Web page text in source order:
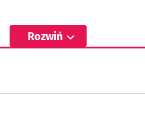
ten post na Instagramie
Rozwiń